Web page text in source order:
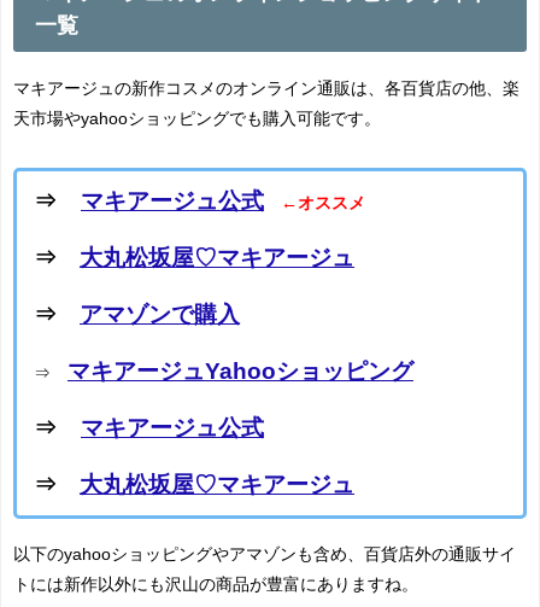
一覧
マキアージュの新作コスメのオンライン通販は、各百貨店の他、楽
天市場やyahooショッピングでも購入可能です。
⇒ マキアージュ公式 ←オススメ
⇒ 大丸松坂屋♡マキアージュ
⇒ アマゾンで購入
⇒ マキアージュYahooショッピング
⇒ マキアージュ公式
⇒ 大丸松坂屋♡マキアージュ
以下のyahooショッピングやアマゾンも含め、百貨店外の通販サイ
トには新作以外にも沢山の商品が豊富にありますね。